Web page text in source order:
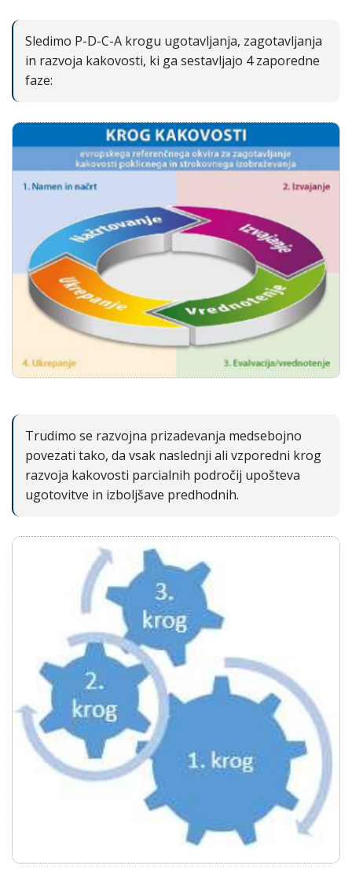
Sledimo P-D-C-A krogu ugotavljanja, zagotavljanja
in razvoja kakovosti, ki ga sestavljajo 4 zaporedne
faze:
Trudimo se razvojna prizadevanja medsebojno
povezati tako, da vsak naslednji ali vzporedni krog
razvoja kakovosti parcialnih področij upošteva
ugotovitve in izboljšave predhodnih.